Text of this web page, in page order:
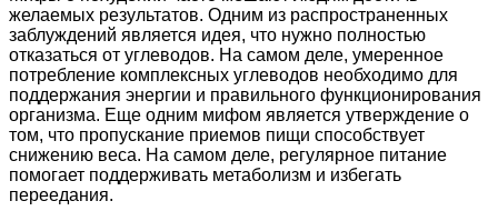
желаемых результатов. Одним из распространенных
заблуждений является идея, что нужно полностью
отказаться от углеводов. На самом деле, умеренное
потребление комплексных углеводов необходимо для
поддержания энергии и правильного функционирования
организма. Еще одним мифом является утверждение о
том, что пропускание приемов пищи способствует
снижению веса. На самом деле, регулярное питание
помогает поддерживать метаболизм и избегать
переедания.